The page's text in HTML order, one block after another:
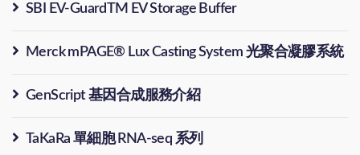
SBI EV-GuardTM EV Storage Buffer
Merck mPAGE® Lux Casting System 光聚合凝膠系統
GenScript 基因合成服務介紹
TaKaRa 單細胞 RNA-seq 系列